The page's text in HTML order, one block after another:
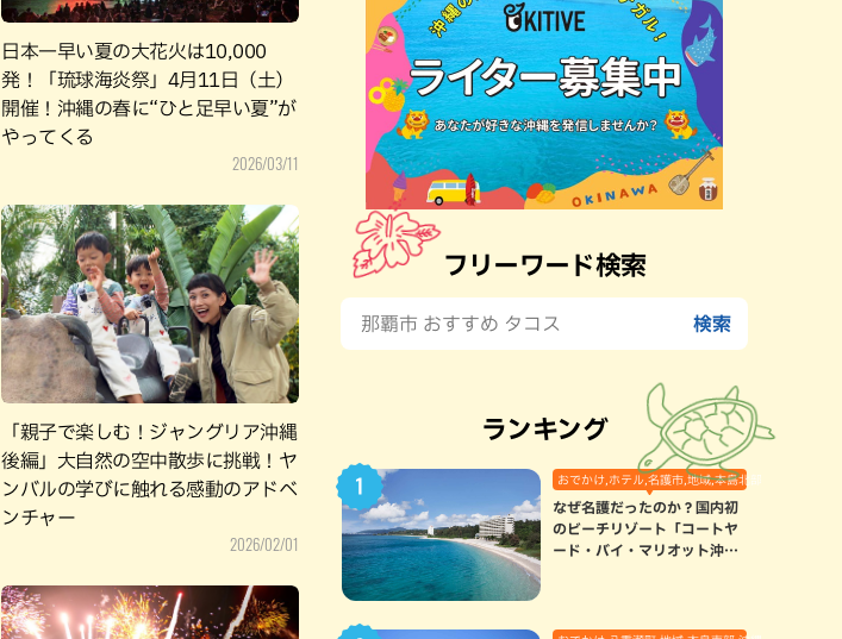
日本一早い夏の大花火は10,000
発！「琉球海炎祭」4月11日（土）
開催！沖縄の春に“ひと足早い夏”が
やってくる
2026/03/11
「親子で楽しむ！ジャングリア沖縄
後編」大自然の空中散歩に挑戦！ヤ
ンバルの学びに触れる感動のアドベ
ンチャー
2026/02/01
フリーワード検索
ランキング
おでかけ,ホテル,名護市,地域,本島北部
なぜ名護だったのか？国内初
のビーチリゾート「コートヤ
ード・バイ・マリオット沖縄